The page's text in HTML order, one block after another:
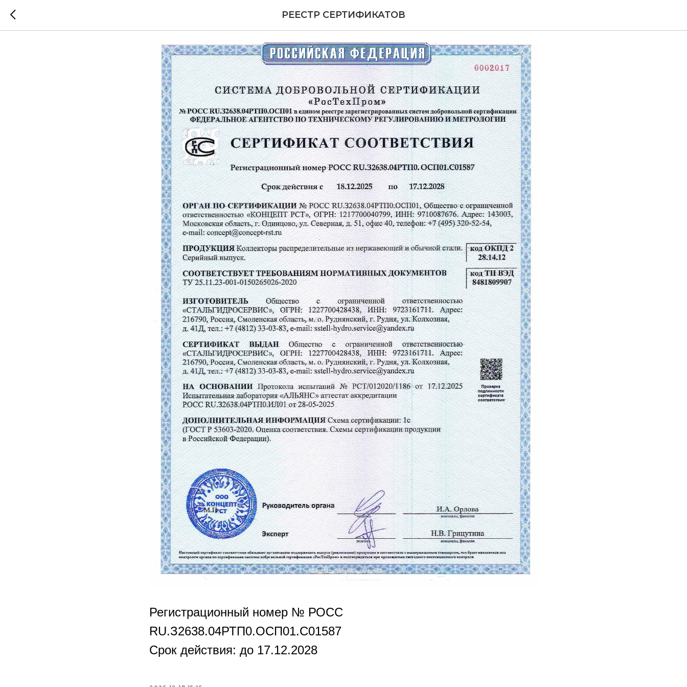
РЕЕСТР СЕРТИФИКАТОВ
🟢 Действует с 18.12.2025
Регистрационный номер № РОСС
RU.З2638.04РТП0.OCП01.С01587
Срок действия: до 17.12.2028